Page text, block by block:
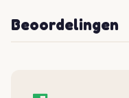
Beoordelingen